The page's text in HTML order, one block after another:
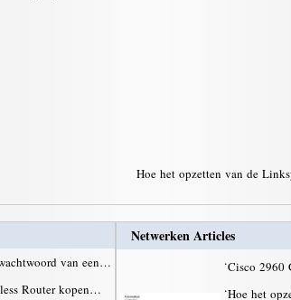
Hoe het opzetten van de
van een…
Router kopen…
Netwerken Articles
·Cisco 2960
·Hoe het